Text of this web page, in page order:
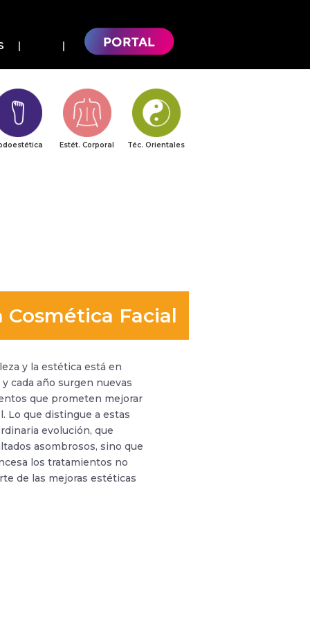
Estét. Corporal Téc. Orientales
Cosmética Facial
y la estética está en
cada año surgen nuevas
que prometen mejorar
Lo que distingue a estas
evolución, que
asombrosos, sino que
los tratamientos no
de las mejoras estéticas